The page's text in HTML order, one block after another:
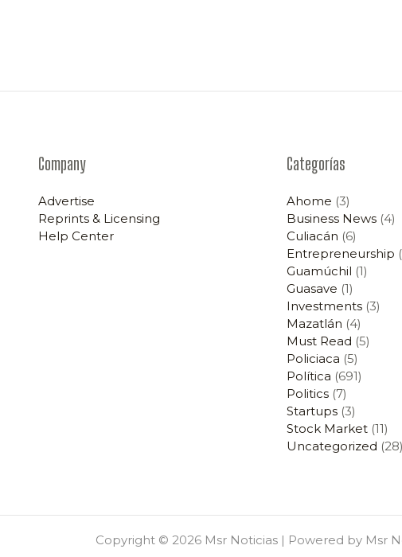
Company
Advertise
Reprints & Licensing
Help Center
Categorías
Ahome (3)
Business News (4)
Culiacán (6)
Entrepreneurship
Guamúchil (1)
Guasave (1)
Investments (3)
Mazatlán (4)
Must Read (5)
Policiaca (5)
Política (691)
Politics (7)
Startups (3)
Stock Market (11)
Uncategorized (28)
Copyright © 2026 Msr Noticias | Powered by Msr